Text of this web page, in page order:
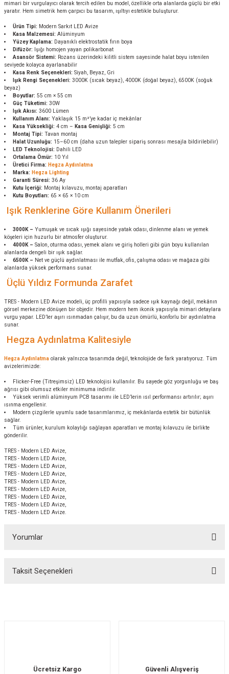
mimari bir vurgulayıcı olarak tercih edilen bu model, özellikle orta alanlarda güçlü bir etki
yaratır. Hem simetrik hem çarpıcı bu tasarım, ışıltıyı estetikle buluşturur.
Ürün Tipi: Modern Sarkıt LED Avize
Kasa Malzemesi: Alüminyum
Yüzey Kaplama: Dayanıklı elektrostatik fırın boya
Difüzör:
Işığı homojen yayan polikarbonat
Asansör Sistemi: Rozans üzerindeki kilitli sistem sayesinde halat boyu istenilen
seviyede kolayca ayarlanabilir
Kasa Renk Seçenekleri: Siyah, Beyaz, Gri
Işık Rengi Seçenekleri: 3000K (sıcak beyaz), 4000K (doğal beyaz), 6500K (soğuk
beyaz)
Boyutlar: 55 cm × 55 cm
Güç Tüketimi: 30W
Işık Akısı: 3600 Lümen
Kullanım Alanı: Yaklaşık 15 m²’ye kadar iç mekânlar
Kasa Yüksekliği: 4 cm – Kasa Genişliği: 5 cm
Montaj Tipi: Tavan montaj
Halat Uzunluğu: 15–60 cm (daha uzun talepler sipariş sonrası mesajla bildirilebilir)
LED Teknolojisi: Dahili LED
Ortalama Ömür: 10 Yıl
Üretici Firma: Hegza Aydınlatma
Marka: Hegza Lighting
Garanti Süresi: 36 Ay
Kutu İçeriği: Montaj kılavuzu, montaj aparatları
Kutu Boyutları: 65 × 65 × 10 cm
Işık Renklerine Göre Kullanım Önerileri
3000K – Yumuşak ve sıcak ışığı sayesinde yatak odası, dinlenme alanı ve yemek
köşeleri için huzurlu bir atmosfer oluşturur.
4000K – Salon, oturma odası, yemek alanı ve giriş holleri gibi gün boyu kullanılan
alanlarda dengeli bir ışık sağlar.
6500K – Net ve güçlü aydınlatması ile mutfak, ofis, çalışma odası ve mağaza gibi
alanlarda yüksek performans sunar.
Üçlü Yıldız Formunda Zarafet
TRES - Modern LED Avize modeli, üç profilli yapısıyla sadece ışık kaynağı değil, mekânın
görsel merkezine dönüşen bir objedir. Hem modern hem ikonik yapısıyla mimari detaylara
vurgu yapar. LED’ler aşırı ısınmadan çalışır, bu da uzun ömürlü, konforlu bir aydınlatma
sunar.
Hegza Aydınlatma Kalitesiyle
Hegza Aydınlatma olarak yalnızca tasarımda değil, teknolojide de fark yaratıyoruz. Tüm
avizelerimizde:
Flicker-Free (Titreşimsiz) LED teknolojisi kullanılır. Bu sayede göz yorgunluğu ve baş
ağrısı gibi olumsuz etkiler minimuma indirilir.
Yüksek verimli alüminyum PCB tasarımı ile LED’lerin ısıl performansı artırılır; aşırı
ısınma engellenir.
Modern çizgilerle uyumlu sade tasarımlarımız, iç mekânlarda estetik bir bütünlük
sağlar.
Tüm ürünler, kurulum kolaylığı sağlayan aparatları ve montaj kılavuzu ile birlikte
gönderilir.
TRES - Modern LED Avize,
TRES - Modern LED Avize,
TRES - Modern LED Avize,
TRES - Modern LED Avize,
TRES - Modern LED Avize,
TRES - Modern LED Avize,
TRES - Modern LED Avize,
TRES - Modern LED Avize,
TRES - Modern LED Avize.
Yorumlar
Taksit Seçenekleri
Ücretsiz Kargo Güvenli Alışveriş